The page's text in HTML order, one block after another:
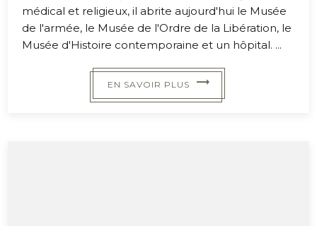
médical et religieux, il abrite aujourd'hui le Musée
de l'armée, le Musée de l'Ordre de la Libération, le
Musée d'Histoire contemporaine et un hôpital. ...
EN SAVOIR PLUS